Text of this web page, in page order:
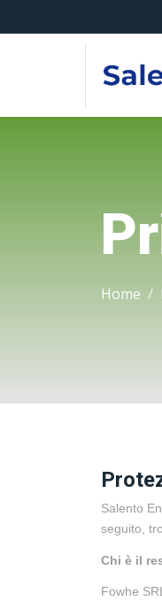
Home
Salento
seguito,
Chi è il
Fowhe